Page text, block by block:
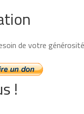
de votre
!